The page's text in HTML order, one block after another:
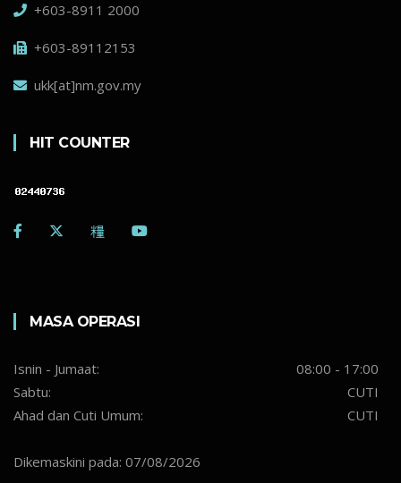
+603-8911 2000
+603-89112153
ukk[at]nm.gov.my
HIT COUNTER
MASA OPERASI
Isnin - Jumaat:
08:00 - 17:00
Sabtu:
CUTI
Ahad dan Cuti Umum:
CUTI
Dikemaskini pada: 07/08/2026